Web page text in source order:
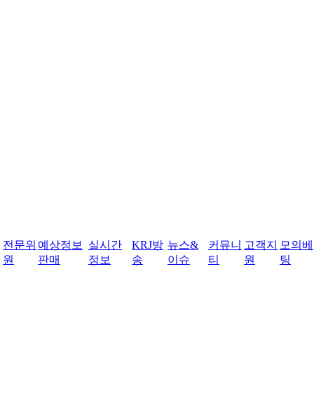
전문위
원
예상정보
판매
실시간
정보
KRJ방
송
뉴스&
이슈
커뮤니
티
고객지
원
모의베
팅